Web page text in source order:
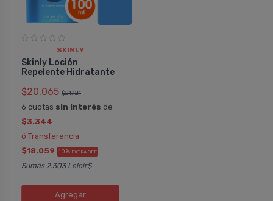
SKINLY
Skinly Loción
Repelente Hidratante
$20.065 $21.121
6 cuotas sin interés de
$3.344
ó Transferencia
$18.059 10% EXTRA OFF
Sumás 2.303 Leloir$
Agregar